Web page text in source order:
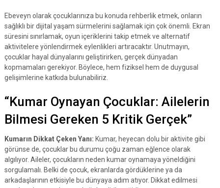
Ebeveyn olarak çocuklarınıza bu konuda rehberlik etmek, onların
sağlıklı bir dijital yaşam sürmelerini sağlamak için çok önemli. Ekran
süresini sınırlamak, oyun içeriklerini takip etmek ve alternatif
aktivitelere yönlendirmek eylenlikleri artıracaktır. Unutmayın,
çocuklar hayal dünyalarını geliştirirken, gerçek dünyadan
kopmamaları gerekiyor. Böylece, hem fiziksel hem de duygusal
gelişimlerine katkıda bulunabiliriz.
“Kumar Oynayan Çocuklar: Ailelerin
Bilmesi Gereken 5 Kritik Gerçek”
Kumarın Dikkat Çeken Yanı: Kumar, heyecan dolu bir aktivite gibi
görünse de, çocuklar bu durumu çoğu zaman eğlence olarak
algılıyor. Aileler, çocukların neden kumar oynamaya yöneldiğini
sorgulamalı. Belki de çocuk, ekranlarda gördüklerine ya da
arkadaşlarının etkisiyle bu dünyaya adım atıyor. Dikkat edilmesi